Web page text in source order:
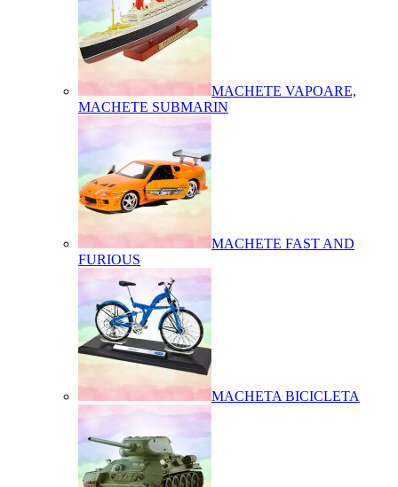
MACHETE VAPOARE,
MACHETE SUBMARIN
MACHETE FAST AND
FURIOUS
MACHETA BICICLETA